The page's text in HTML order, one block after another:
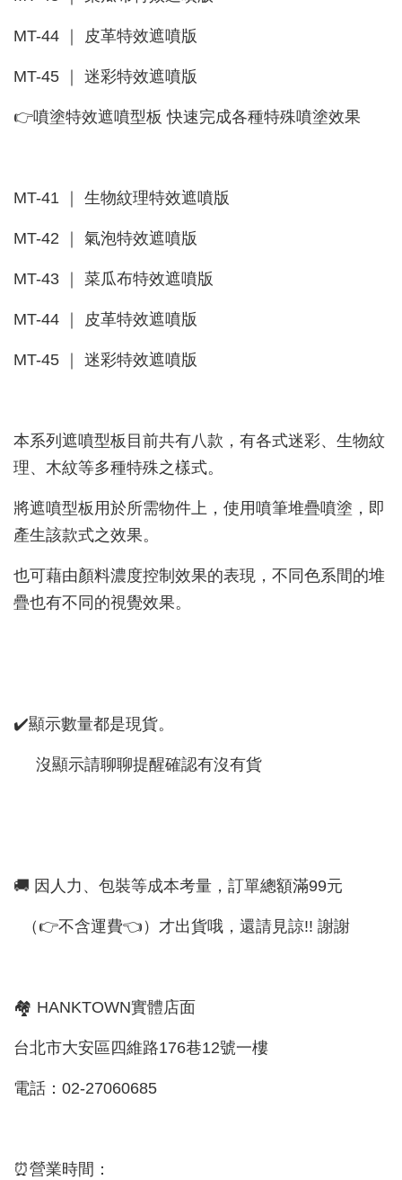
MT-44 ｜ 皮革特效遮噴版
MT-45 ｜ 迷彩特效遮噴版
👉噴塗特效遮噴型板 快速完成各種特殊噴塗效果
MT-41 ｜ 生物紋理特效遮噴版
MT-42 ｜ 氣泡特效遮噴版
MT-43 ｜ 菜瓜布特效遮噴版
MT-44 ｜ 皮革特效遮噴版
MT-45 ｜ 迷彩特效遮噴版
本系列遮噴型板目前共有八款，有各式迷彩、生物紋
理、木紋等多種特殊之樣式。
將遮噴型板用於所需物件上，使用噴筆堆疊噴塗，即
產生該款式之效果。
也可藉由顏料濃度控制效果的表現，不同色系間的堆
疊也有不同的視覺效果。
✔️顯示數量都是現貨。
沒顯示請聊聊提醒確認有沒有貨
🚚 因人力、包裝等成本考量，訂單總額滿99元
（👉不含運費👈）才出貨哦，還請見諒!! 謝謝
🏘 HANKTOWN實體店面
台北市大安區四維路176巷12號一樓
電話：02-27060685
⏰營業時間：